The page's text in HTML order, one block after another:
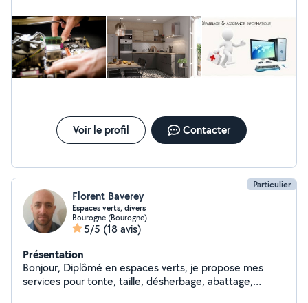
Voir le profil Contacter
Particulier
Florent Baverey
Espaces verts, divers
Bourogne (Bourogne)
5/5 (18 avis)
Présentation
Bonjour, Diplômé en espaces verts, je propose mes
services pour tonte, taille, désherbage, abattage,